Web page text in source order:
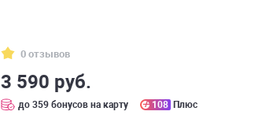
0 отзывов
3 590 руб.
до 359 бонусов на карту 108 Плюс